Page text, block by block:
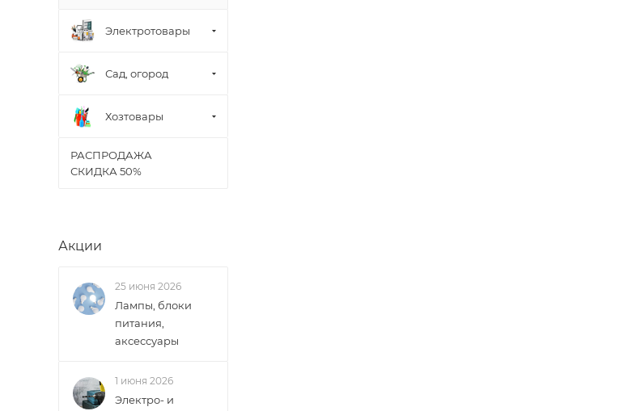
Электротовары
Сад, огород
Хозтовары
РАСПРОДАЖА
СКИДКА 50%
Акции
25 июня 2026
Лампы, блоки
питания,
аксессуары
1 июня 2026
Электро- и